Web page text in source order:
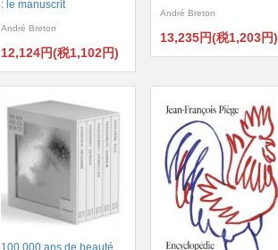
: le manuscrit
André Breton
12,124円(税1,102円)
André Breton
13,235円(税1,203円)